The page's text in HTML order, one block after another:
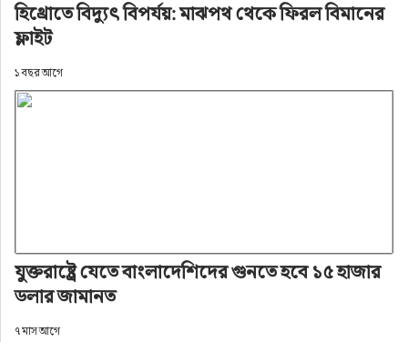
হিথ্রোতে বিদ্যুৎ বিপর্যয়: মাঝপথ থেকে ফিরল বিমানের
ফ্লাইট
১ বছর আগে
যুক্তরাষ্ট্রে যেতে বাংলাদেশিদের গুনতে হবে ১৫ হাজার
ডলার জামানত
৭ মাস আগে